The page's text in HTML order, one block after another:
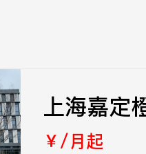
上海嘉定
￥/月起